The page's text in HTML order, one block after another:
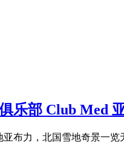
乐部 Club Med
布力，北国雪地奇景一